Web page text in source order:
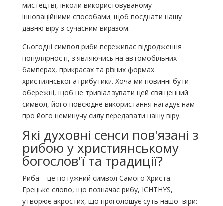
мистецтві, інколи використовуваному
інноваційними способами, щоб поєднати нашу
давню віру з сучасним виразом.
Сьогодні символ риби переживає відродження
популярності, з'являючись на автомобільних
бамперах, прикрасах та різних формах
християнської атрибутики. Хоча ми повинні бути
обережні, щоб не тривіалізувати цей священний
символ, його повсюдне використання нагадує нам
про його неминучу силу передавати нашу віру.
Які духовні сенси пов'язані з
рибою у християнському
богослов'ї та традиції?
Риба – це потужний символ Самого Христа.
Грецьке слово, що позначає рибу, ICHTHYS,
утворює акростих, що проголошує суть нашої віри: